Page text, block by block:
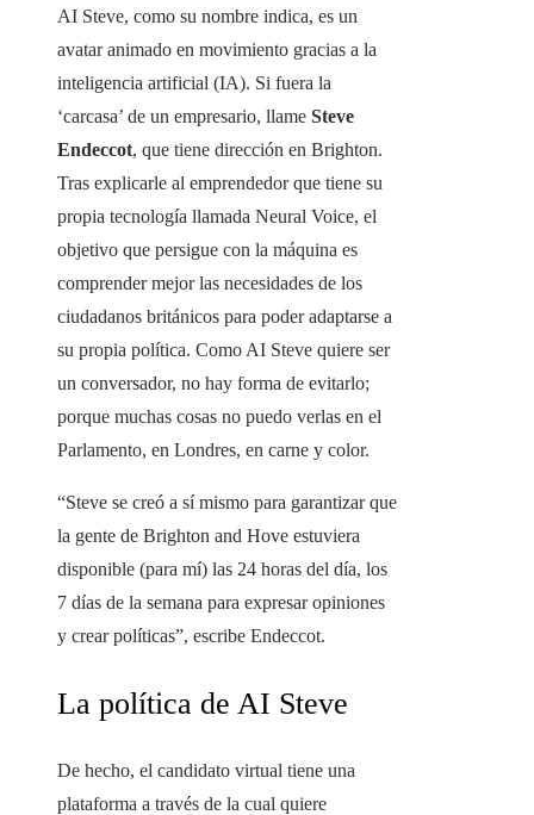
AI Steve, como su nombre indica, es un
avatar animado en movimiento gracias a la
inteligencia artificial (IA). Si fuera la
‘carcasa’ de un empresario, llame Steve
Endeccot, que tiene dirección en Brighton.
Tras explicarle al emprendedor que tiene su
propia tecnología llamada Neural Voice, el
objetivo que persigue con la máquina es
comprender mejor las necesidades de los
ciudadanos británicos para poder adaptarse a
su propia política. Como AI Steve quiere ser
un conversador, no hay forma de evitarlo;
porque muchas cosas no puedo verlas en el
Parlamento, en Londres, en carne y color.
“Steve se creó a sí mismo para garantizar que
la gente de Brighton and Hove estuviera
disponible (para mí) las 24 horas del día, los
7 días de la semana para expresar opiniones
y crear políticas”, escribe Endeccot.
La política de AI Steve
De hecho, el candidato virtual tiene una
plataforma a través de la cual quiere